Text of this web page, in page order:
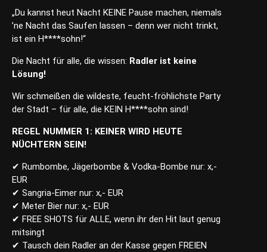
„Du kannst heut Nacht KEINE Pause machen, niemals
’ne Nacht das Saufen lassen – denn wer nicht trinkt,
ist ein H****sohn!“
Die Nacht für alle, die wissen: Radler ist keine
Lösung!
Wir schmeißen die wildeste, feucht-fröhlichste Party
der Stadt – für alle, die KEIN H****sohn sind!
REGEL NUMMER 1: KEINER WIRD HEUTE
NÜCHTERN SEIN!
✔ Rumbombe, Jägerbombe & Vodka-Bombe nur: x,-
EUR
✔ Sangria-Eimer nur: x,- EUR
✔ Meter Bier nur: x,- EUR
✔ FREE SHOTS für ALLE, wenn ihr den Hit laut genug
mitsingt
✔ Tausch dein Radler an der Kasse gegen FREIEN